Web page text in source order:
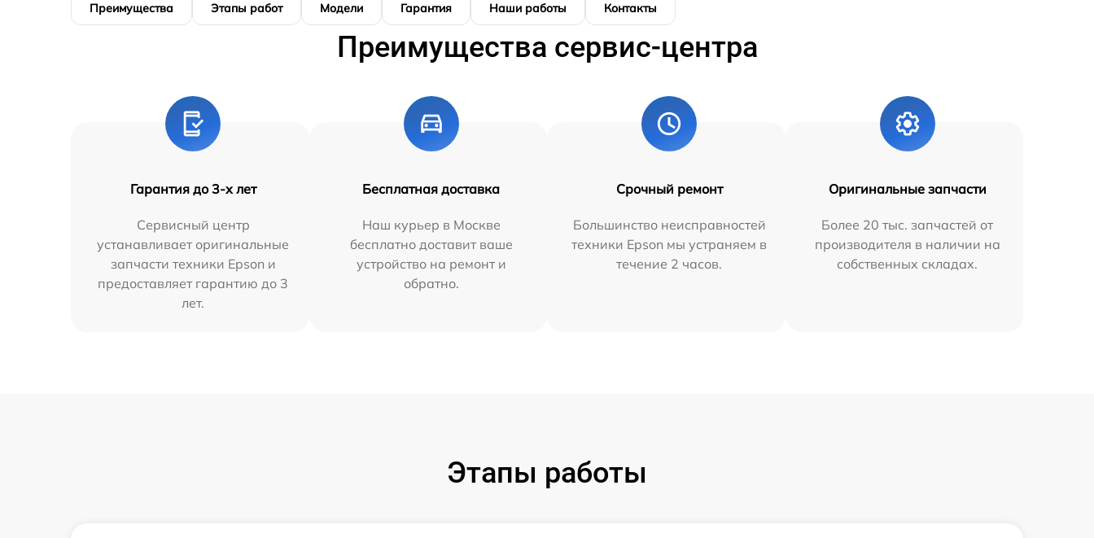
Преимущества Этапы работ Модели Гарантия Наши работы Контакты
Преимущества сервис-центра
Гарантия до 3-х лет
Сервисный центр
устанавливает оригинальные
запчасти техники Epson и
предоставляет гарантию до 3
лет.
Бесплатная доставка
Наш курьер в Москве
бесплатно доставит ваше
устройство на ремонт и
обратно.
Срочный ремонт
Большинство неисправностей
техники Epson мы устраняем в
течение 2 часов.
Оригинальные запчасти
Более 20 тыс. запчастей от
производителя в наличии на
собственных складах.
Этапы работы